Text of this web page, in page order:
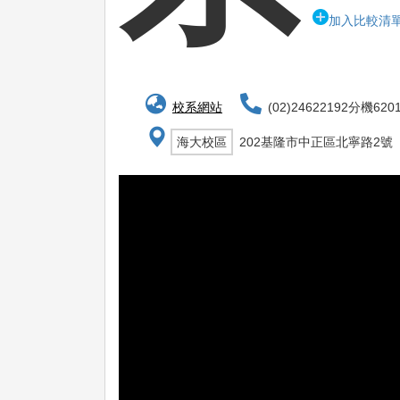
加入比較清
校系網站 (02)24622192分機6201
海大校區 202基隆市中正區北寧路2號